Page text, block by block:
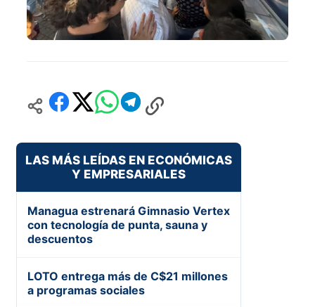
LAS MÁS LEÍDAS EN ECONÓMICAS
Y EMPRESARIALES
Managua estrenará Gimnasio Vertex
con tecnología de punta, sauna y
descuentos
LOTO entrega más de C$21 millones
a programas sociales